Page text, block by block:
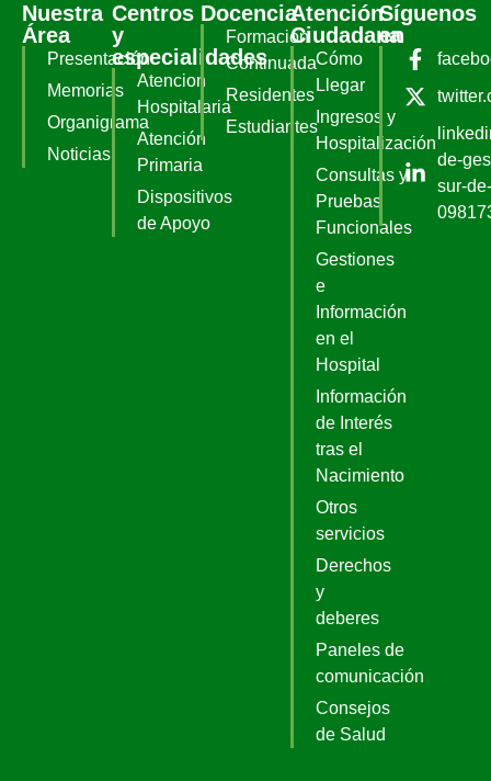
Nuestra
Área
Presentación
Memorias
Organigrama
Noticias
Centros
y
especialidades
Atencion
Hospitalaria
Atención
Primaria
Dispositivos
de Apoyo
Docencia
Formación
Continuada
Residentes
Estudiantes
Atención
Ciudadana
Cómo
Llegar
Ingresos y
Hospitalización
Consultas y
Pruebas
Funcionales
Gestiones
e
Información
en el
Hospital
Información
de Interés
tras el
Nacimiento
Otros
servicios
Derechos
y
deberes
Paneles de
comunicación
Consejos
de Salud
Síguenos
en
de-
sur-